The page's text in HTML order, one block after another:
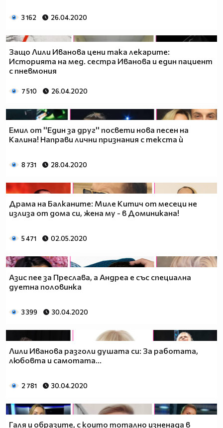
3 162 26.04.2020
Защо Лили Иванова цени така лекарите:
Историята на мед. сестра Иванова и един пациент
с пневмония
7 510 26.04.2020
Емил от ''Един за друг'' посвети нова песен на
Калина! Направи лични признания с текста ѝ
8 731 28.04.2020
Драма на Балканите: Миле Китич от месеци не
излиза от дома си, жена му - в Доминикана!
5 471 02.05.2020
Азис пее за Преслава, а Андреа е със специална
дуетна половинка
3 399 30.04.2020
Лили Иванова разголи душата си: За работата,
любовта и самотата...
2 781 30.04.2020
Галя и образите, с които тотално изненада в